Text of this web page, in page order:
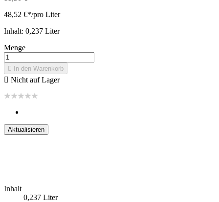
48,52 €*/pro Liter
Inhalt: 0,237 Liter
Menge
 In den Warenkorb
 Nicht auf Lager
Inhalt
0,237 Liter